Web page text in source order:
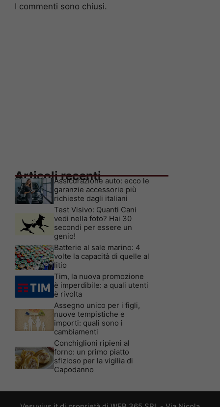
I commenti sono chiusi.
Articoli recenti
Assicurazione auto: ecco le
garanzie accessorie più
richieste dagli italiani
Test Visivo: Quanti Cani
vedi nella foto? Hai 30
secondi per essere un
genio!
Batterie al sale marino: 4
volte la capacità di quelle al
litio
Tim, la nuova promozione
è imperdibile: a quali utenti
è rivolta
Assegno unico per i figli,
nuove tempistiche e
importi: quali sono i
cambiamenti
Conchiglioni ripieni al
forno: un primo piatto
sfizioso per la vigilia di
Capodanno